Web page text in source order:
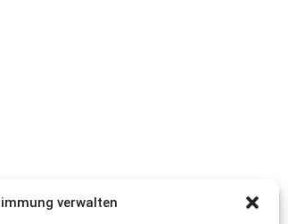
verwalten